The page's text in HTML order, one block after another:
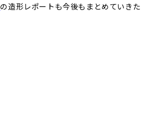
の造形レポートも今後もまとめていきた